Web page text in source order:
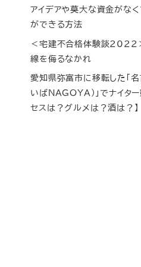
アイデアや莫大な資金がな
ができる方法
＜宅建不合格体験談2022
線を侮るなかれ
愛知県弥富市に移転した「
いばNAGOYA）」でナイタ
セスは？グルメは？酒は？】